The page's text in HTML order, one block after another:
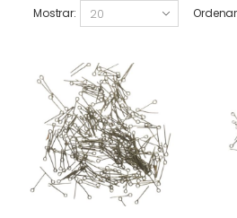
Mostrar: